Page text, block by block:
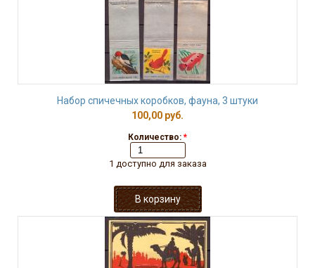
Набор спичечных коробков, фауна, 3 штуки
100,00 руб.
Количество: *
1 доступно для заказа